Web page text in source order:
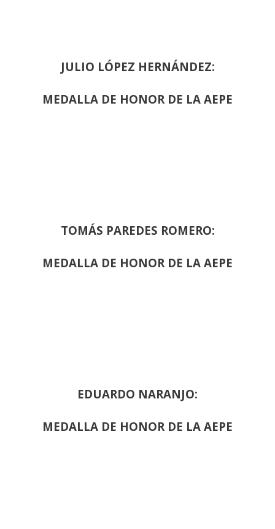
JULIO LÓPEZ HERNÁNDEZ:
MEDALLA DE HONOR DE LA AEPE
TOMÁS PAREDES ROMERO:
MEDALLA DE HONOR DE LA AEPE
EDUARDO NARANJO:
MEDALLA DE HONOR DE LA AEPE